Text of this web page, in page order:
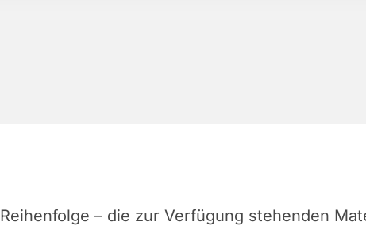
Reihenfolge – die zur Verfügung stehenden